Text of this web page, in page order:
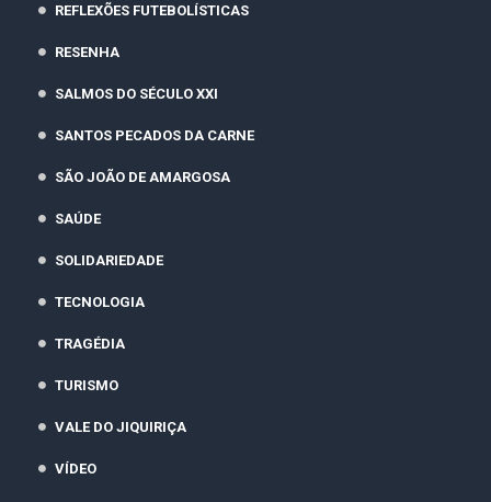
REFLEXÕES FUTEBOLÍSTICAS
RESENHA
SALMOS DO SÉCULO XXI
SANTOS PECADOS DA CARNE
SÃO JOÃO DE AMARGOSA
SAÚDE
SOLIDARIEDADE
TECNOLOGIA
TRAGÉDIA
TURISMO
VALE DO JIQUIRIÇA
VÍDEO